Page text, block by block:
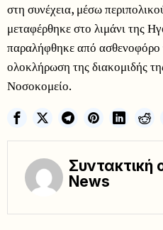
στη συνέχεια, μέσω
μεταφέρθηκε στο λιμάνι της
παραλήφθηκε από
ολοκλήρωση της διακομιδής
Νοσοκομείο.
Συντακτική
News